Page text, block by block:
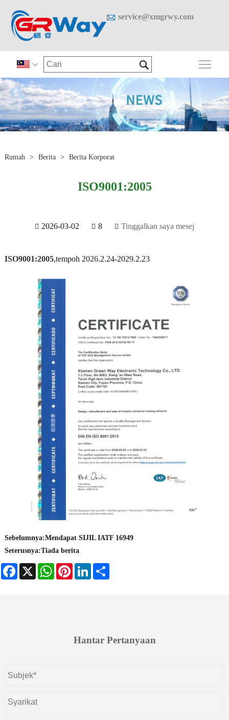
 service@xmgrwy.com
 
Rumah > Berita > Berita Korporat
ISO9001:2005
2026-03-02 8 Tinggalkan saya mesej
ISO9001:2005,tempoh 2026.2.24-2029.2.23
Sebelumnya:Mendapat SIJIL IATF 16949
Seterusnya:Tiada berita
Facebook
X WhatsAppPinterestLinkedIn
Hantar Pertanyaan